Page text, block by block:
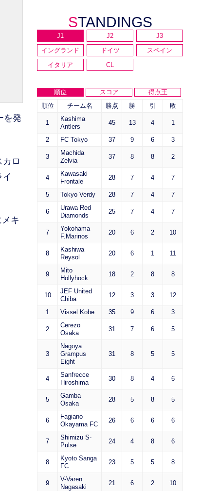
を発
ロ
キ
STANDINGS
J1 J2
J3
イングランド
ドイツ
スペイン
イタリア
CL
順位 スコア
得点王
順位
チーム名 勝点 勝 引 敗
1
Kashima
Antlers
45 13 4 1
2 FC Tokyo 37 9 6 3
3
Machida
Zelvia
37 8 8 2
4
Kawasaki
Frontale
28 7 4 7
5 Tokyo Verdy 28 7 4 7
6
Urawa Red
Diamonds
25 7 4 7
7
Yokohama
F.Marinos
20 6 2 10
8
Kashiwa
Reysol
20 6 1 11
9
Mito
Hollyhock
18 2 8 8
10
JEF United
Chiba
12 3 3 12
1 Vissel Kobe 35 9 6 3
2
Cerezo
Osaka
31 7 6 5
3
Nagoya
Grampus
Eight
31 8 5 5
4
Sanfrecce
Hiroshima
30 8 4 6
5
Gamba
Osaka
28 5 8 5
6
Fagiano
Okayama FC
26 6 6 6
7
Shimizu S-
Pulse
24 4 8 6
8
Kyoto Sanga
FC
23 5 5 8
9
V-Varen
Nagasaki
21 6 2 10